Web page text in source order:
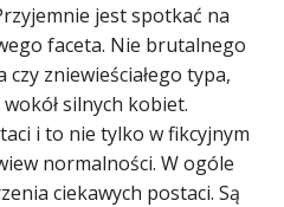
jest spotkać na
faceta. Nie brutalnego
zniewieściałego typa,
silnych kobiet.
i to nie tylko w fikcyjnym
normalności. W ogóle
ciekawych postaci. Są